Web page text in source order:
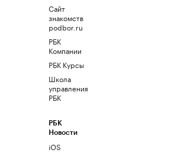
Сайт
знакомств
podbor.ru
РБК
Компании
РБК Курсы
Школа
управления
РБК
РБК
Новости
iOS